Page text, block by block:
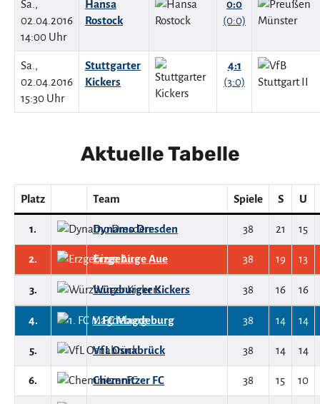
Sa.,
02.04.2016
14:00 Uhr
Hansa
Rostock
0:0
(0:0)
Sa.,
02.04.2016
15:30 Uhr
Stuttgarter
Kickers
4:1
(3:0)
Aktuelle Tabelle
Platz Team Spiele S U
1. Dynamo Dresden 38 21 15
2. Erzgebirge Aue 38 19 13
3. Würzburger Kickers 38 16 16
4. 1. FC Magdeburg 38 14 14
5. VfL Osnabrück 38 14 14
6. Chemnitzer FC 38 15 10